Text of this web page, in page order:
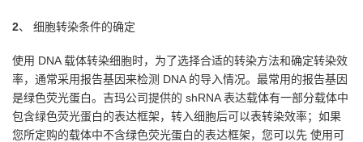
2、 细胞转染条件的确定
使用 DNA 载体转染细胞时，为了选择合适的转染方法和确定转染效
率，通常采用报告基因来检测 DNA 的导入情况。最常用的报告基因
是绿色荧光蛋白。吉玛公司提供的 shRNA 表达载体有一部分载体中
包含绿色荧光蛋白的表达框架，转入细胞后可以表转染效率；如果
您所定购的载体中不含绿色荧光蛋白的表达框架，您可以先 使用可